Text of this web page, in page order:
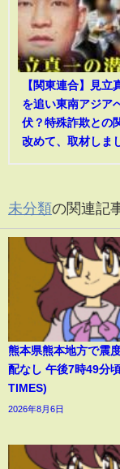
【関東連合】見立
を追い東南アジア
伏？特殊詐欺との
改めて、取材しま
未分類の関連記
熊本県熊本地方で震
配なし 午後7時49分
TIMES)
2026年8月6日